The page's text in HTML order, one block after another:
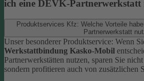
ich eine DEVK-Partnerwerkstatt
Produktservices Kfz: Welche Vorteile
Partnerwerkstatt
Unser besonderer Produktservice: Wenn
Werkstattbindung Kasko-Mobil
Partnerwerkstätten nutzen, sparen Sie
sondern profitieren auch von zusätzlichen